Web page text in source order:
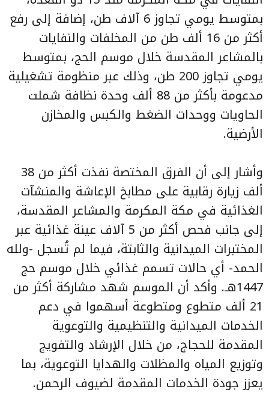
بمتوسط يومي تجاوز 6 آلاف طن، إضافة إلى رفع
أكثر من 16 ألف طن من المخلفات والنفايات
بالمشاعر المقدسة خلال موسم الحج، بمتوسط
يومي تجاوز 200 طن، وذلك عبر منظومة تشغيلية
مدعومة بأكثر من 88 ألف وحدة نظافة شملت
الحاويات ووحدات الضغط والكبس والمخازن
الأرضية.
وأشار إلى أن الفرق المختصة نفذت أكثر من 38
ألف زيارة رقابية على مطابخ الإعاشة والمنشآت
الغذائية في مكة المكرمة والمشاعر المقدسة،
إلى جانب فحص أكثر من 5 آلاف عينة غذائية عبر
المختبرات الميدانية والثابتة، فيما لم تُسجل -ولله
الحمد- أي حالات تسمم غذائي خلال موسم حج
1447هـ. وأكد أن الموسم شهد مشاركة أكثر من
21 ألف متطوع ومتطوعة أسهموا في دعم
الخدمات الميدانية والتنظيمية والتوعوية
المقدمة للحجاج، من خلال الإرشاد والتفويج
وتوزيع المياه والمظلات والهدايا التوعوية، بما
يعزز جودة الخدمات المقدمة لضيوف الرحمن.